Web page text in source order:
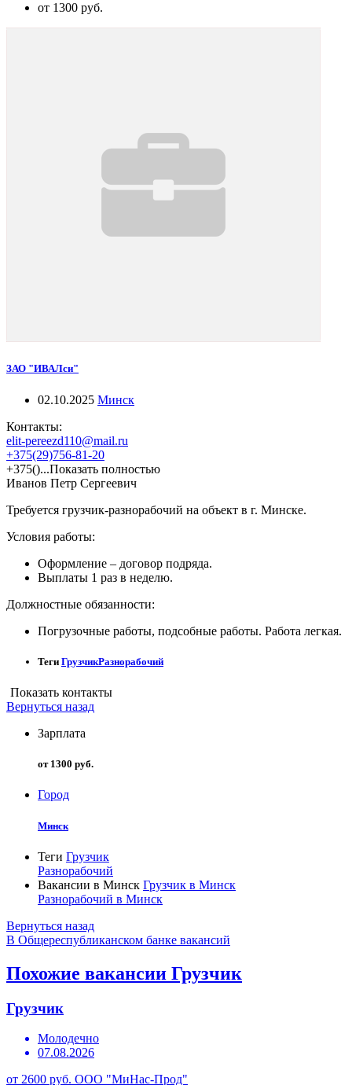
от 1300 руб.
ЗАО "ИВАЛси"
02.10.2025 Минск
Контакты:
elit-pereezd110@mail.ru
+375(29)756-81-20
+375()...Показать полностью
Иванов Петр Сергеевич
Требуется грузчик-разнорабочий на объект в г. Минске.
Условия работы:
Оформление – договор подряда.
Выплаты 1 раз в неделю.
Должностные обязанности:
Погрузочные работы, подсобные работы. Работа легкая.
Теги ГрузчикРазнорабочий
Показать контакты
Вернуться назад
Зарплата
от 1300 руб.
Город
Минск
Теги Грузчик
Разнорабочий
Вакансии в Минск Грузчик в Минск
Разнорабочий в Минск
Вернуться назад
В Общереспубликанском банке вакансий
Похожие вакансии Грузчик
Грузчик
Молодечно
07.08.2026
от 2600 руб. ООО "МиНас-Прод"